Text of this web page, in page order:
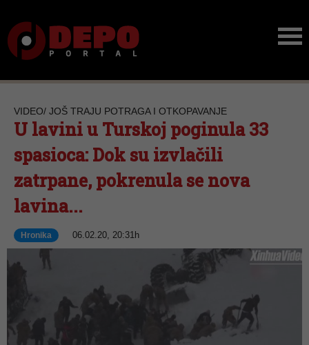
VIDEO/ JOŠ TRAJU POTRAGA I OTKOPAVANJE
U lavini u Turskoj poginula 33
spasioca: Dok su izvlačili
zatrpane, pokrenula se nova
lavina...
Hronika 06.02.20, 20:31h